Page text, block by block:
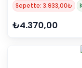
Sepette: 3.933,00₺
₺4.370,00